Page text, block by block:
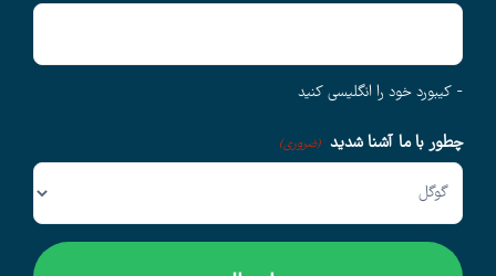
درباره ما
اخبار
- کیبورد خود را انگلیسی کنید
چطور با ما آشنا شدید (ضروری)